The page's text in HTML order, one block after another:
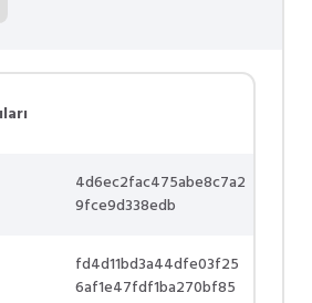
4d6ec2fac475abe8c7a2
9fce9d338edb
fd4d11bd3a44dfe03f25
6af1e47fdf1ba270bf85